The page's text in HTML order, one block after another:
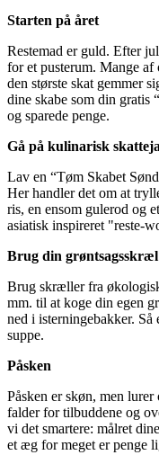
Starten på året
Restemad er guld. Efter
for et pusterum. Mange
den største skat gemmer
dine skabe som din gratis
og sparede penge.
Gå på kulinarisk
Lav en “Tøm Skabet
Her handler det om at
ris, en ensom gulerod og
asiatisk inspireret "reste-
Brug din grøntsagsskræl
Brug skræller fra
mm. til at koge din egen
ned i isterningebakker.
suppe.
Påsken
Påsken er skøn, men
falder for tilbuddene og
vi det smartere: målret
et æg for meget er penge